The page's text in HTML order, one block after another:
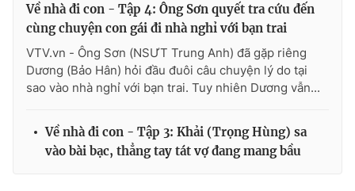
Về nhà đi con - Tập 4: Ông Sơn quyết tra cứu đến
cùng chuyện con gái đi nhà nghỉ với bạn trai
VTV.vn - Ông Sơn (NSƯT Trung Anh) đã gặp riêng
Dương (Bảo Hân) hỏi đầu đuôi câu chuyện lý do tại
sao vào nhà nghỉ với bạn trai. Tuy nhiên Dương vẫn...
Về nhà đi con - Tập 3: Khải (Trọng Hùng) sa
vào bài bạc, thẳng tay tát vợ đang mang bầu